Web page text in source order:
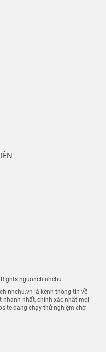
nguonchinhchu.
là kênh thông tin về
nhanh nhất, chính xác nhất mọi
đang chạy thử nghiệm chờ